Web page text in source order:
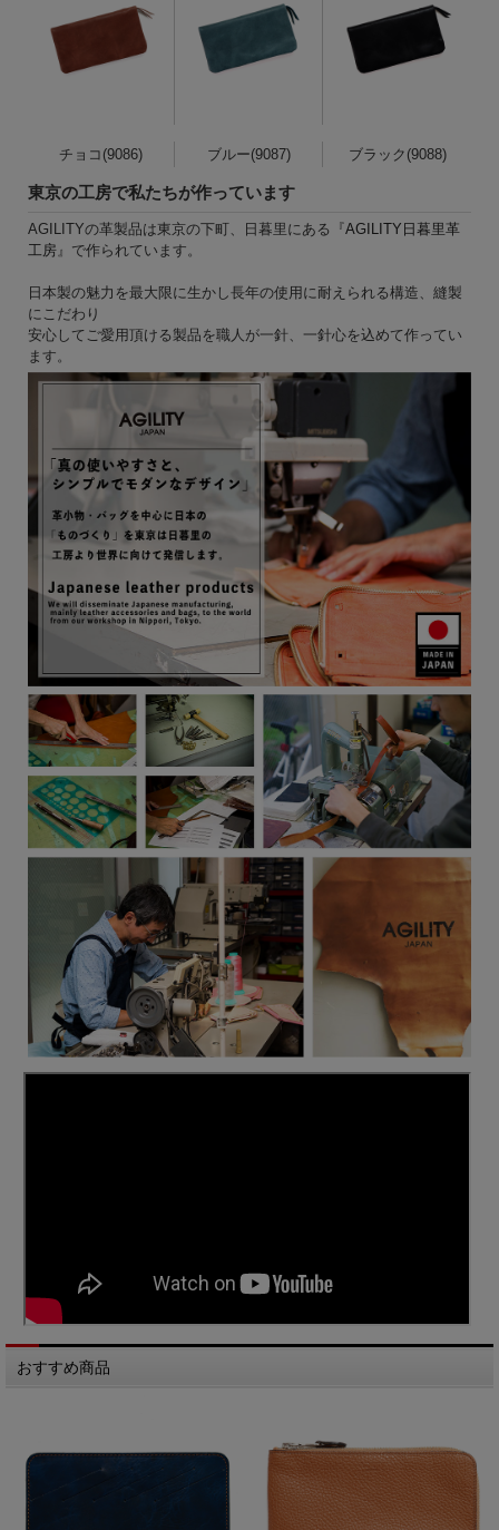
チョコ(9086) ブルー(9087) ブラック(9088)
東京の工房で私たちが作っています
AGILITYの革製品は東京の下町、日暮里にある『AGILITY日暮里革
工房 』で作られています。
日本製の魅力を最大限に生かし長年の使用に耐えられる構造、縫製
にこだわり
安心してご愛用頂ける製品を職人が一針、一針心を込めて作ってい
ます。
おすすめ商品